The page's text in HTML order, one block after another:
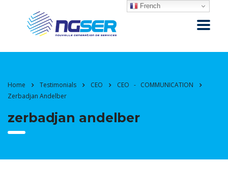
Home Testimonials CEO
CEO - COMMUNICATION
Zerbadjan Andelber
zerbadjan andelber
French